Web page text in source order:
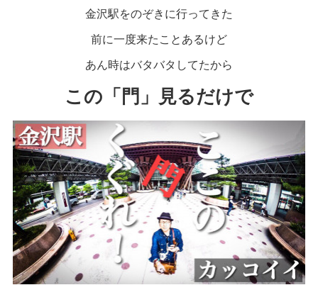
金沢駅をのぞきに行ってきた
前に一度来たことあるけど
あん時はバタバタしてたから
この「門」見るだけで